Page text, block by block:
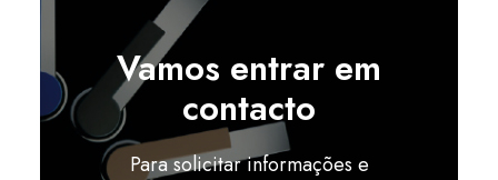
Vamos entrar em
contacto
Para solicitar informações e